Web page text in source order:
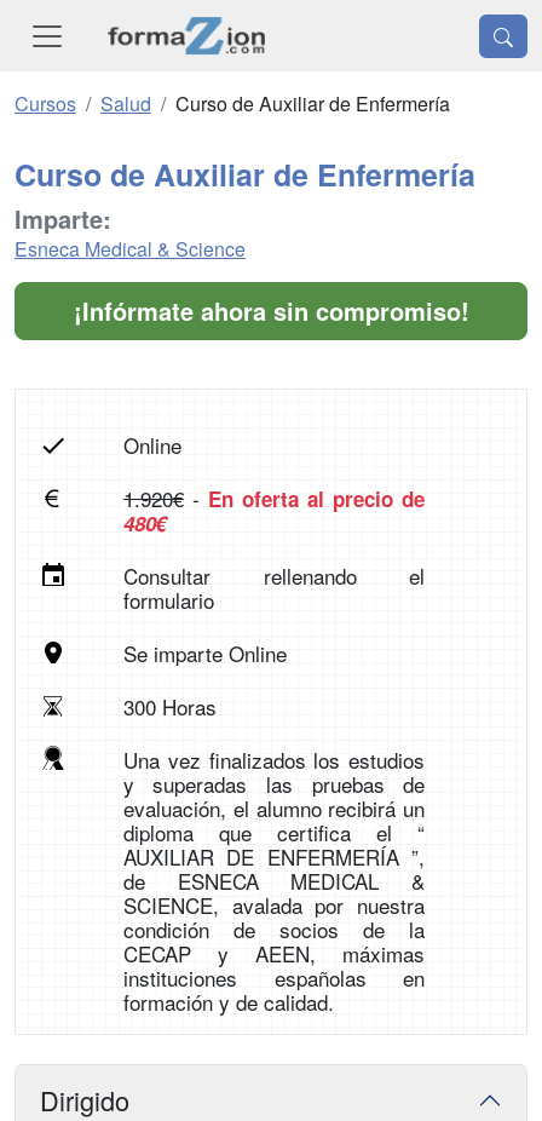
Cursos Salud Curso de Auxiliar de Enfermería
Curso de Auxiliar de Enfermería
Imparte:
Esneca Medical & Science
¡Infórmate ahora sin compromiso!
Online
1.920€- En oferta al precio de
480€
Consultar rellenando el
formulario
Se imparte Online
300 Horas
Una vez finalizados los estudios
y superadas las pruebas de
evaluación, el alumno recibirá un
diploma que certifica el “
AUXILIAR DE ENFERMERÍA ”,
de ESNECA MEDICAL &
SCIENCE, avalada por nuestra
condición de socios de la
CECAP y AEEN, máximas
instituciones españolas en
formación y de calidad.
Dirigido